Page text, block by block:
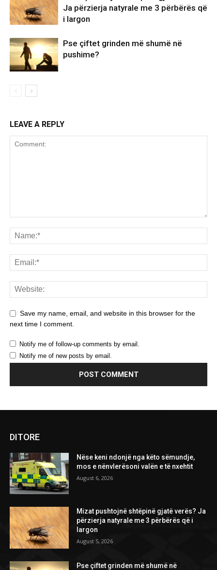
Ja përzierja natyrale me 3 përbërës që
i largon
Pse çiftet grinden më shumë në
pushime?
LEAVE A REPLY
Save my name, email, and website in this browser for the
next time I comment.
Notify me of follow-up comments by email.
Notify me of new posts by email.
DITORE
Nëse keni ndonjë nga këto sëmundje,
mos e nënvlerësoni valën e të nxehtit
August 6, 2026
Mizat pushtojnë shtëpinë gjatë verës? Ja
përzierja natyrale me 3 përbërës që i
largon
August 5, 2026
Pse çiftet grinden më shumë në